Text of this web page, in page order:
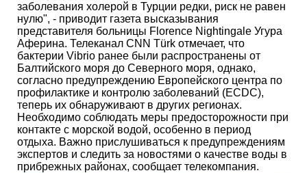
заболевания холерой в Турции редки, риск не равен
нулю", - приводит газета высказывания
представителя больницы Florence Nightingale Угура
Аферина. Телеканал CNN Türk отмечает, что
бактерии Vibrio ранее были распространены от
Балтийского моря до Северного моря, однако,
согласно предупреждению Европейского центра по
профилактике и контролю заболеваний (ECDC),
теперь их обнаруживают в других регионах.
Необходимо соблюдать меры предосторожности при
контакте с морской водой, особенно в период
отдыха. Важно прислушиваться к предупреждениям
экспертов и следить за новостями о качестве воды в
прибрежных районах, сообщает телекомпания.